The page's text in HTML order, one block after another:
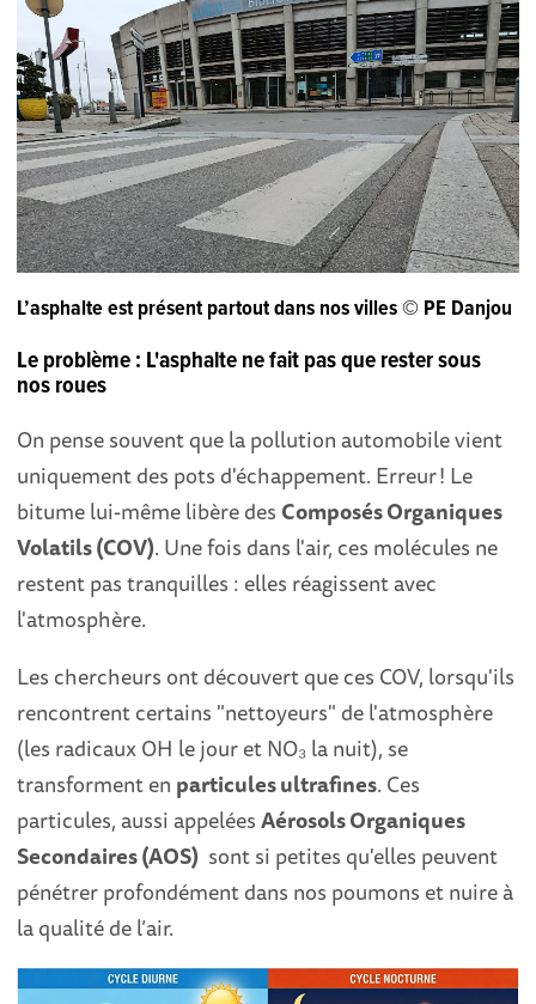
L’asphalte est présent partout dans nos villes © PE Danjou
Le problème : L'asphalte ne fait pas que rester sous
nos roues
On pense souvent que la pollution automobile vient
uniquement des pots d'échappement. Erreur ! Le
bitume lui-même libère des Composés Organiques
Volatils (COV). Une fois dans l'air, ces molécules ne
restent pas tranquilles : elles réagissent avec
l'atmosphère.
Les chercheurs ont découvert que ces COV, lorsqu'ils
rencontrent certains "nettoyeurs" de l'atmosphère
(les radicaux OH le jour et NO₃ la nuit), se
transforment en particules ultrafines. Ces
particules, aussi appeléesAérosols Organiques
Secondaires (AOS) sont si petites qu'elles peuvent
pénétrer profondément dans nos poumons et nuire à
la qualité de l’air.